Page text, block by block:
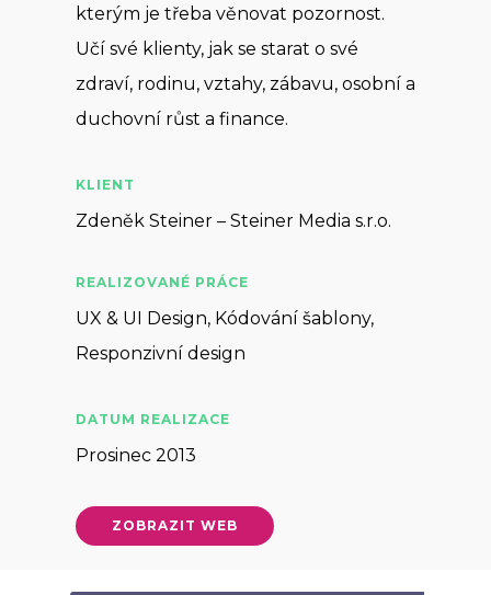
kterým je třeba věnovat pozornost.
Učí své klienty, jak se starat o své
zdraví, rodinu, vztahy, zábavu, osobní a
duchovní růst a finance.
KLIENT
Zdeněk Steiner – Steiner Media s.r.o.
REALIZOVANÉ PRÁCE
UX & UI Design, Kódování šablony,
Responzivní design
DATUM REALIZACE
Prosinec 2013
ZOBRAZIT WEB